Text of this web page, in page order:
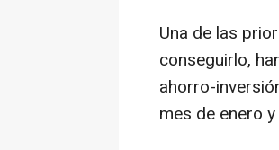
Una de las
conseguirlo,
ahorro-
mes de enero